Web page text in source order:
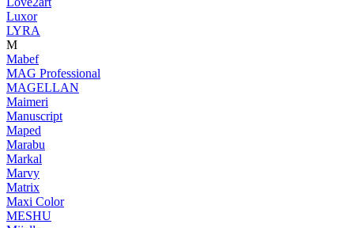
Luxor
LYRA
M
Mabef
MAG Professional
MAGELLAN
Maimeri
Manuscript
Maped
Marabu
Markal
Marvy
Matrix
Maxi Color
MESHU